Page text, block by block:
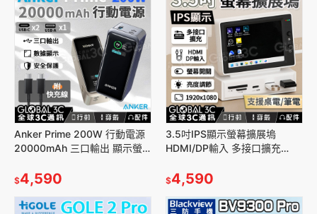
Anker Prime 200W 行動電源
20000mAh 三口輸出 顯示螢
$4,590
3.5吋IPS顯示螢幕擴展塢
HDMI/DP輸入 多接口擴充
節
$4,590